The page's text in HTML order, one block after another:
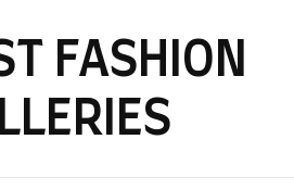
FASHION